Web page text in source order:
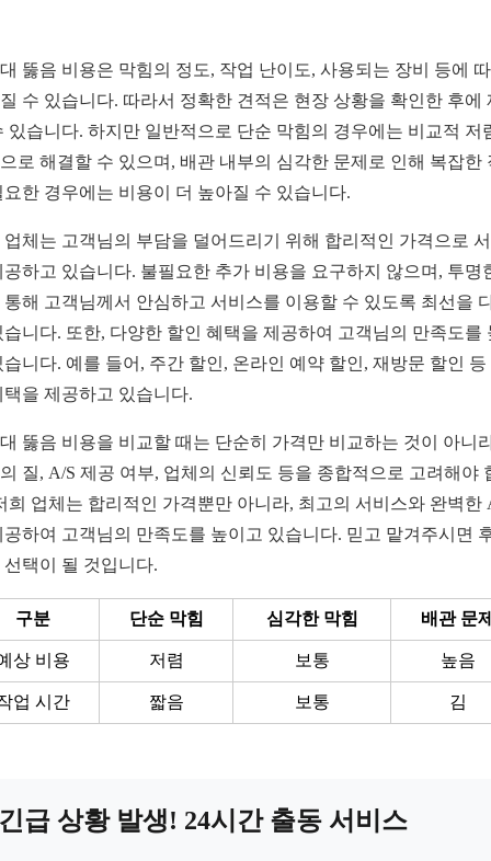
뚫음 비용은 막힘의 정도, 작업 난이도, 사용되는 장비 등에
수 있습니다. 따라서 정확한 견적은 현장 상황을 확인한 후에
있습니다. 하지만 일반적으로 단순 막힘의 경우에는 비교적 저
로 해결할 수 있으며, 배관 내부의 심각한 문제로 인해 복잡한
요한 경우에는 비용이 더 높아질 수 있습니다.
업체는 고객님의 부담을 덜어드리기 위해 합리적인 가격으로
공하고 있습니다. 불필요한 추가 비용을 요구하지 않으며, 투명
통해 고객님께서 안심하고 서비스를 이용할 수 있도록 최선을
습니다. 또한, 다양한 할인 혜택을 제공하여 고객님의 만족도를
습니다. 예를 들어, 주간 할인, 온라인 예약 할인, 재방문 할인 등
택을 제공하고 있습니다.
뚫음 비용을 비교할 때는 단순히 가격만 비교하는 것이 아니
질, A/S 제공 여부, 업체의 신뢰도 등을 종합적으로 고려해야
희 업체는 합리적인 가격뿐만 아니라, 최고의 서비스와 완벽한
공하여 고객님의 만족도를 높이고 있습니다. 믿고 맡겨주시면
선택이 될 것입니다.
구분 단순 막힘 심각한 막힘 배관 문
상 비용 저렴 보통 높음
업 시간 짧음 보통 김
급 상황 발생! 24시간 출동 서비스